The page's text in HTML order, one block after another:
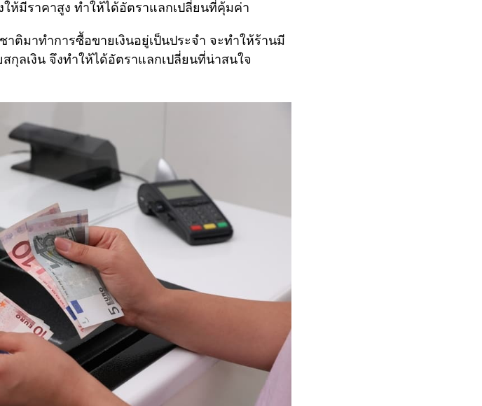
ห้มีราคาสูง ทำให้ได้อัตราแลกเปลี่ยนที่คุ้มค่า
ติมาทำการซื้อขายเงินอยู่เป็นประจำ จะทำให้ร้านมี
ลเงิน จึงทำให้ได้อัตราแลกเปลี่ยนที่น่าสนใจ